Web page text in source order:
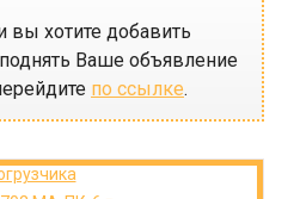
вы хотите добавить
Ваше объявление
по ссылке.